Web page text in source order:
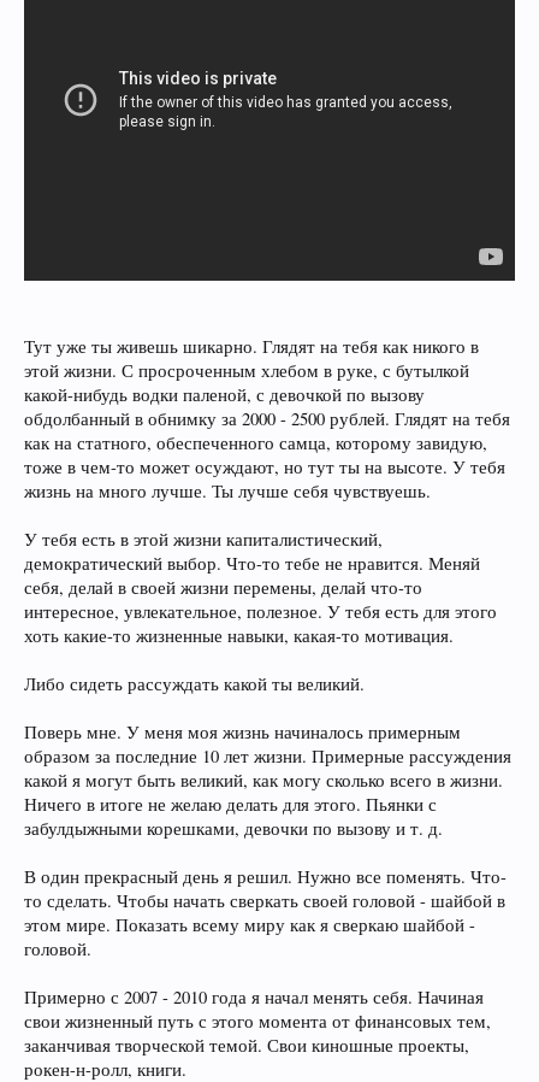
Тут уже ты живешь шикарно. Глядят на тебя как никого в
этой жизни. С просроченным хлебом в руке, с бутылкой
какой-нибудь водки паленой, с девочкой по вызову
обдолбанный в обнимку за 2000 - 2500 рублей. Глядят на тебя
как на статного, обеспеченного самца, которому завидую,
тоже в чем-то может осуждают, но тут ты на высоте. У тебя
жизнь на много лучше. Ты лучше себя чувствуешь.
У тебя есть в этой жизни капиталистический,
демократический выбор. Что-то тебе не нравится. Меняй
себя, делай в своей жизни перемены, делай что-то
интересное, увлекательное, полезное. У тебя есть для этого
хоть какие-то жизненные навыки, какая-то мотивация.
Либо сидеть рассуждать какой ты великий.
Поверь мне. У меня моя жизнь начиналось примерным
образом за последние 10 лет жизни. Примерные рассуждения
какой я могут быть великий, как могу сколько всего в жизни.
Ничего в итоге не желаю делать для этого. Пьянки с
забулдыжными корешками, девочки по вызову и т. д.
В один прекрасный день я решил. Нужно все поменять. Что-
то сделать. Чтобы начать сверкать своей головой - шайбой в
этом мире. Показать всему миру как я сверкаю шайбой -
головой.
Примерно с 2007 - 2010 года я начал менять себя. Начиная
свои жизненный путь с этого момента от финансовых тем,
заканчивая творческой темой. Свои киношные проекты,
рокен-н-ролл, книги.